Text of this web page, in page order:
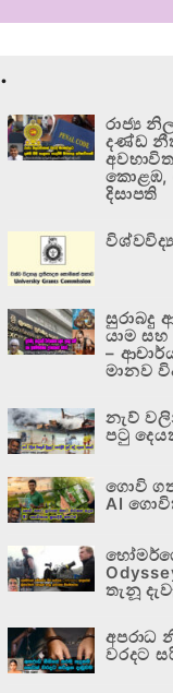
.
රාජ්‍ය
දණ්ඩ
කොළඹ,
දිසාපති
සුරාබදු
යාම
–
මානව
නැව්
පටු
ගොවි
AI
තැනූ
අපරාධ
වරදට